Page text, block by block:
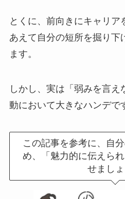
とくに、前向きにキャリア
あえて自分の短所を掘り下
ます。
しかし、実は「弱みを言
動において大きなハンデで
この記事を参考に、自
め、「魅力的に伝えら
せましょ